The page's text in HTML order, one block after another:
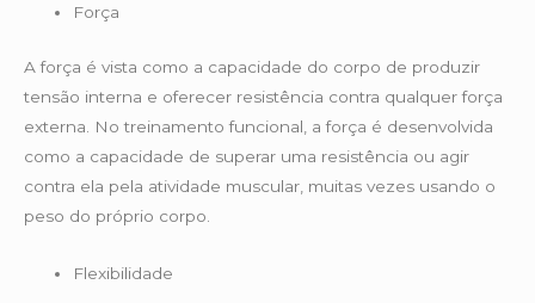
Força
A força é vista como a capacidade do corpo de produzir
tensão interna e oferecer resistência contra qualquer força
externa. No treinamento funcional, a força é desenvolvida
como a capacidade de superar uma resistência ou agir
contra ela pela atividade muscular, muitas vezes usando o
peso do próprio corpo.
Flexibilidade